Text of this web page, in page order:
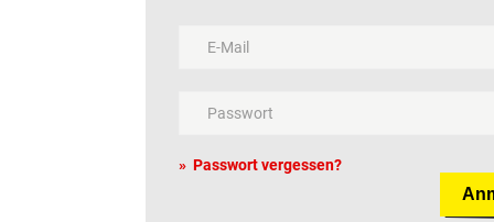
Passwort vergessen?